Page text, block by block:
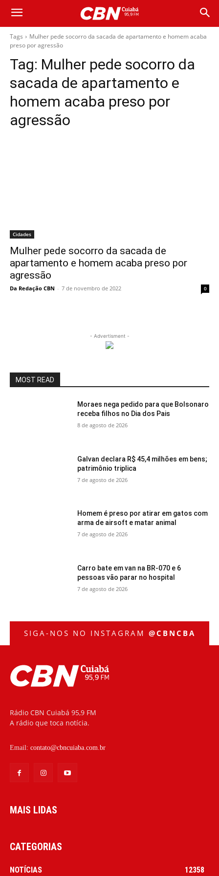
Tags
Mulher pede socorro da sacada de apartamento e homem acaba
preso por agressão
Tag: Mulher pede socorro da
sacada de apartamento e
homem acaba preso por
agressão
Cidades
Mulher pede socorro da sacada de
apartamento e homem acaba preso por
agressão
Da Redação CBN - 7 de novembro de 2022 0
- Advertisment -
MOST READ
Moraes nega pedido para que Bolsonaro
receba filhos no Dia dos Pais
8 de agosto de 2026
Galvan declara R$ 45,4 milhões em bens;
patrimônio triplica
7 de agosto de 2026
Homem é preso por atirar em gatos com
arma de airsoft e matar animal
7 de agosto de 2026
Carro bate em van na BR-070 e 6
pessoas vão parar no hospital
7 de agosto de 2026
SIGA-NOS NO INSTAGRAM @CBNCBA
Rádio CBN Cuiabá 95,9 FM
A rádio que toca notícia.
Email: contato@cbncuiaba.com.br
MAIS LIDAS
CATEGORIAS
NOTÍCIAS 12358